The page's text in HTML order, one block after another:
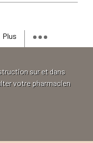
Plus
sur et dans
votre pharmacien